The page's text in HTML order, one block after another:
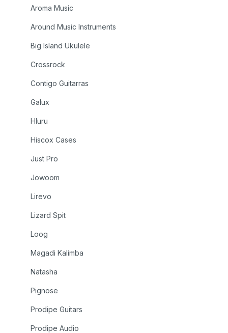
Aroma Music
Around Music Instruments
Big Island Ukulele
Crossrock
Contigo Guitarras
Galux
Hluru
Hiscox Cases
Just Pro
Jowoom
Lirevo
Lizard Spit
Loog
Magadi Kalimba
Natasha
Pignose
Prodipe Guitars
Prodipe Audio